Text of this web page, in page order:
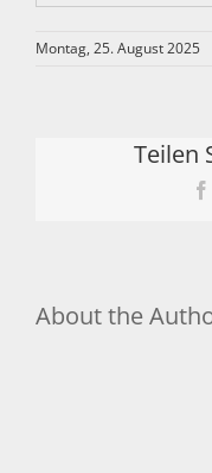
Montag, 25. August 2025
Teilen
About the